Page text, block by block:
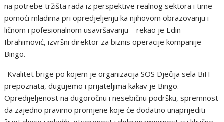
na potrebe tržišta rada iz perspektive realnog sektora i time
pomoći mladima pri opredjeljenju ka njihovom obrazovanju i
ličnom i pofesionalnom usavršavanju – rekao je Edin
Ibrahimović, izvršni direktor za biznis operacije kompanije
Bingo.
-Kvalitet brige po kojem je organizacija SOS Dječija sela BiH
prepoznata, dugujemo i prijateljima kakav je Bingo.
Opredijeljenost na dugoročnu i nesebičnu podršku, spremnost
da zajedno pravimo promjene koje će dodatno unaprijediti